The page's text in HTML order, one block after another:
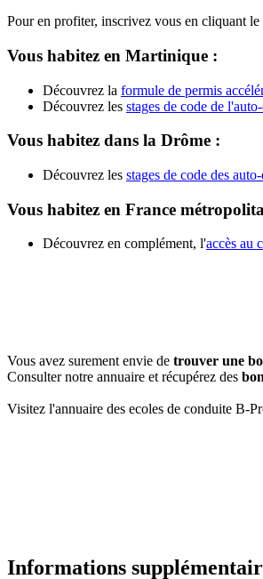
Pour en profiter, inscrivez vous en cliquant
Vous habitez en Martinique :
Découvrez la formule de permis
Découvrez les stages de code de
Vous habitez dans la Drôme :
Découvrez les stages de code des
Vous habitez en France
Découvrez en complément, l'accès au
Vous avez surement envie de trouver une
Consulter notre annuaire et récupérez des
Visitez l'annuaire des ecoles de conduite B-
Informations